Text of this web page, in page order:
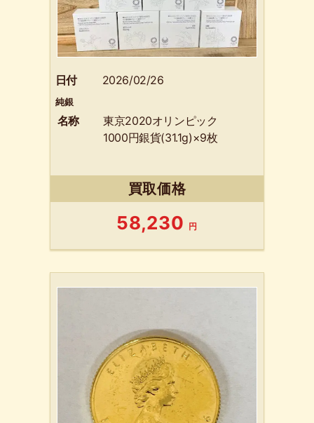
日付 2026/02/26
純銀
名称
東京2020オリンピック
1000円銀貨(31.1g)×9枚
買取価格
58,230 円